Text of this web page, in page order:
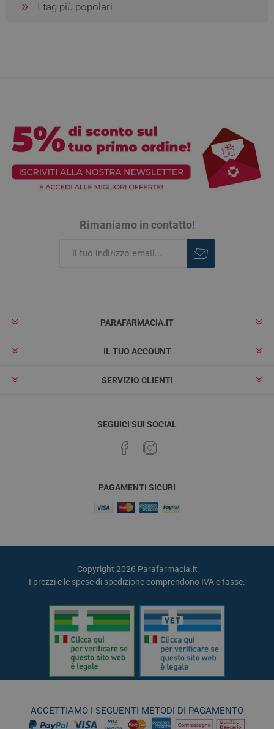
I tag più popolari
Rimaniamo in contatto!
PARAFARMACIA.IT
IL TUO ACCOUNT
SERVIZIO CLIENTI
SEGUICI SUI SOCIAL
PAGAMENTI SICURI
Copyright 2026 Parafarmacia.it
I prezzi e le spese di spedizione comprendono IVA e tasse.
ACCETTIAMO I SEGUENTI METODI DI PAGAMENTO